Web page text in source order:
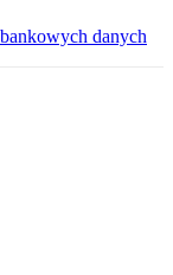
danych